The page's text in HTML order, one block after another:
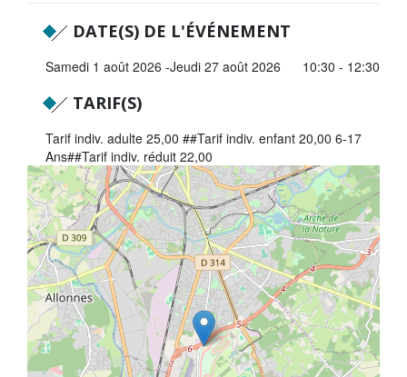
L'Assemblée départementale
Histoire des Départements
Le budget 2026
Priorités et grands projets 2026
2021-2025 : 4 ans d'actions !
Plan de relance: le Département, acteur
de la reprise!
Recrutement et emploi
Les services en ligne
Magazine La Sarthe
Contacter le Département
DATE(S) DE L'ÉVÉNEMENT
Samedi 1 août 2026 Jeudi 27 août 2026 10:30 - 12:30
TARIF(S)
Tarif indiv. adulte 25,00 ##Tarif indiv. enfant 20,00 6-17
Ans##Tarif indiv. réduit 22,00
+
−